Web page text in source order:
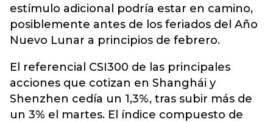
estímulo adicional podría estar en camino,
posiblemente antes de los feriados del Año
Nuevo Lunar a principios de febrero.
El referencial CSI300 de las principales
acciones que cotizan en Shanghái y
Shenzhen cedía un 1,3%, tras subir más de
un 3% el martes. El índice compuesto de